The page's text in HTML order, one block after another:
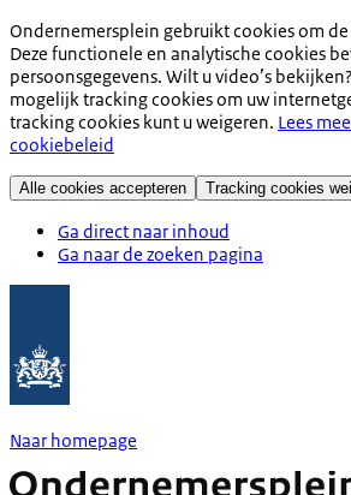
Ondernemersplein gebruikt cookies om
Deze functionele en analytische cookies
persoonsgegevens. Wilt u video’s
mogelijk tracking cookies om uw
tracking cookies kunt u weigeren. Lees
cookiebeleid
Alle cookies accepteren Tracking cookies
Ga direct naar inhoud
Ga naar de zoeken pagina
Naar homepage